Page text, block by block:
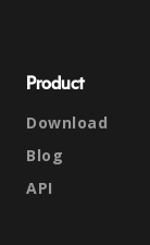
Product
Download
Blog
API